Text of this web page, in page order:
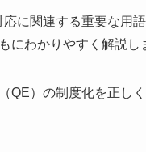
に関連する重要な用
にわかりやすく解説し
QE）の制度化を正し